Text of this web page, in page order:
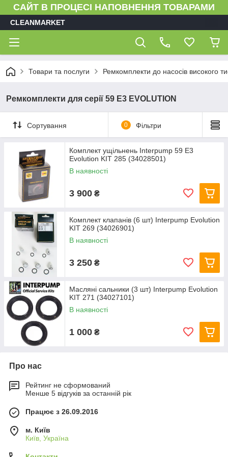
САЙТ В ПРОЦЕСІ НАПОВНЕННЯ ТОВАРАМИ
CLEANMARKET
Товари та послуги Ремкомплекти до насосів високого
Ремкомплекти для серії 59 Е3 EVOLUTION
Сортування 0 Фільтри
Комплект ущільнень Interpump 59 Е3
Evolution KIT 285 (34028501)
В наявності
3 900 ₴
Комплект клапанів (6 шт) Interpump Evolution
KIT 269 (34026901)
В наявності
3 250 ₴
Масляні сальники (3 шт) Interpump Evolution
KIT 271 (34027101)
В наявності
1 000 ₴
Про нас
Рейтинг не сформований
Менше 5 відгуків за останній рік
Працює з 26.09.2016
м. Київ
Київ, Україна